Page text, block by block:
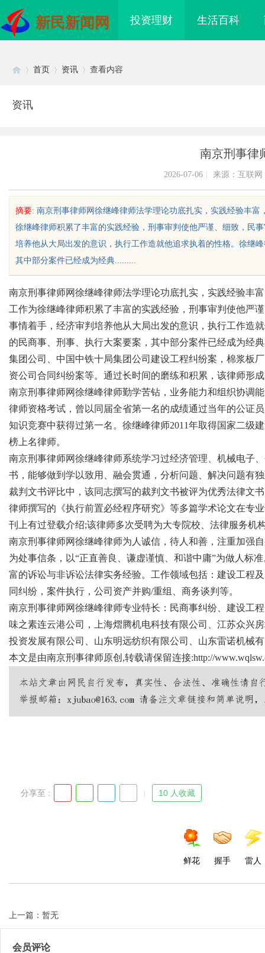
新民新闻网 投资理财 生活百科
sc
uz
!
Bo
首页 资讯 查看内容
资讯
南京刑事律
2026-07-06 来源：互联网
摘要: 南京刑事律师网徐继峰律师法学理论功底扎实，实践经验丰
徐继峰律师积累了丰富的实践经验，刑事审判使他严谨、细致，民
培养他从大局出发的意识，执行工作造就他追求执着的性格。徐继
其中部分案件已经成为经典.........
南京刑事律师网徐继峰律师法学理论功底扎实，实践经验丰
工作为徐继峰律师积累了丰富的实践经验，刑事审判使他严
事情着手，经济审判培养他从大局出发的意识，执行工作造
的民商事、刑事、执行大案要案，其中部分案件已经成为经
集团公司、中国中铁十局集团公司建设工程纠纷案，棉浆板
资公司合同纠纷案等。通过长时间的磨练和积累，该律师形
南京刑事律师网徐继峰律师勤学苦钻，业务能力和组织协调
律师资格考试，曾以同届全省第一名的成绩通过当年的公证
知识竞赛中获得过第一名。徐继峰律师2011年取得国家二级
榜上名律师。
南京刑事律师网徐继峰律师系统学习过经济管理、机械电子
书，能够做到学以致用、融会贯通，分析问题、解决问题有
裁判文书评比中，该同志撰写的裁判文书被评为优秀法律文
律师撰写的《执行前置必经程序研究》等多篇学术论文在专
刊上有过登载介绍;该律师多次受聘为大专院校、法律服务机
南京刑事律师网徐继峰律师为人诚信，待人和善，注重加强
为处事信条，以“正直善良、谦虚谨慎、和谐中庸”为做人标
富的诉讼与非诉讼法律实务经验。工作领域包括：建设工程
同纠纷，案件执行，公司资产并购/重组、商务谈判等。
南京刑事律师网徐继峰律师专业特长：民商事纠纷、建设工
味之素连云港公司，上海熠腾机电科技有限公司、江苏众兴
投资发展有限公司、山东明远纺织有限公司、山东雷诺机械
本文是由南京刑事律师原创,转载请保留连接:http://
分享至 : 10 人收藏
鲜花 握手 雷人
上一篇：暂无
会员评论
镜 上海配眼镜
植诊疗专业指南